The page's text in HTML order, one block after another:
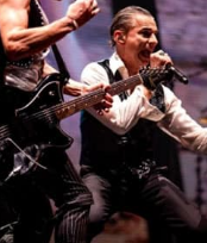
לקישורים
לאפס
את
כל
האפשרויות
cached